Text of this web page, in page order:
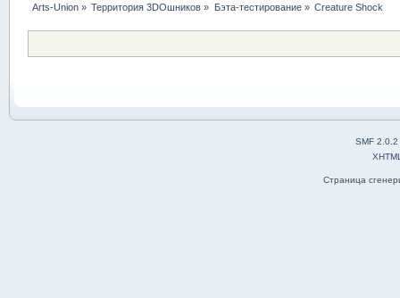
Arts-Union » Территория 3DOшников » Бэта-тестирование» Creature Shock
SMF 2.0.2
Страница